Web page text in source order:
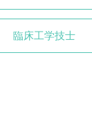
臨床⼯学技⼠